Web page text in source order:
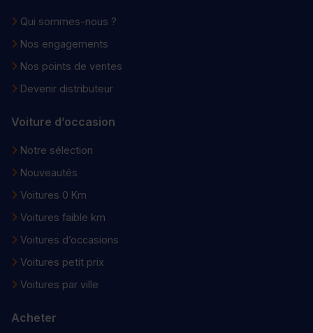
Qui sommes-nous ?
Nos engagements
Nos points de ventes
Devenir distributeur
Voiture d’occasion
Notre sélection
Nouveautés
Voitures 0 Km
Voitures faible km
Voitures d’occasions
Voitures petit prix
Voitures par ville
Acheter